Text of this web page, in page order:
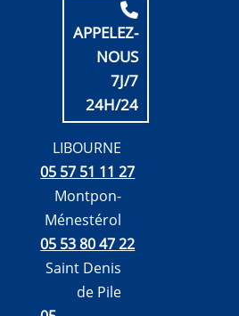
APPELEZ-
NOUS
7J/7
24H/24
LIBOURNE
05 57 51 11 27
Montpon-
Ménestérol
05 53 80 47 22
Saint Denis
de Pile